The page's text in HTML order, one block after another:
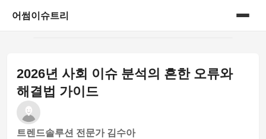
어썸이슈트리
사회 이슈 분석
2026년 사회 이슈 분석의 흔한 오류와
해결법 가이드
트렌드솔루션 전문가 김수아